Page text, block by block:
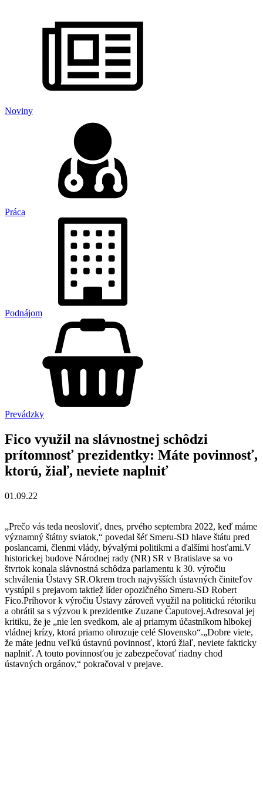
Noviny
Práca
Podnájom
Prevádzky
Fico využil na slávnostnej schôdzi
prítomnosť prezidentky: Máte povinnosť,
ktorú, žiaľ, neviete naplniť
01.09.22
„Prečo vás teda neosloviť, dnes, prvého septembra 2022, keď máme
významný štátny sviatok,“ povedal šéf Smeru-SD hlave štátu pred
poslancami, členmi vlády, bývalými politikmi a ďalšími hosťami.V
historickej budove Národnej rady (NR) SR v Bratislave sa vo
štvrtok konala slávnostná schôdza parlamentu k 30. výročiu
schválenia Ústavy SR.Okrem troch najvyšších ústavných činiteľov
vystúpil s prejavom taktiež líder opozičného Smeru-SD Robert
Fico.Príhovor k výročiu Ústavy zároveň využil na politickú rétoriku
a obrátil sa s výzvou k prezidentke Zuzane Čaputovej.Adresoval jej
kritiku, že je „nie len svedkom, ale aj priamym účastníkom hlbokej
vládnej krízy, ktorá priamo ohrozuje celé Slovensko“.„Dobre viete,
že máte jednu veľkú ústavnú povinnosť, ktorú žiaľ, neviete fakticky
naplniť. A touto povinnosťou je zabezpečovať riadny chod
ústavných orgánov,“ pokračoval v prejave.